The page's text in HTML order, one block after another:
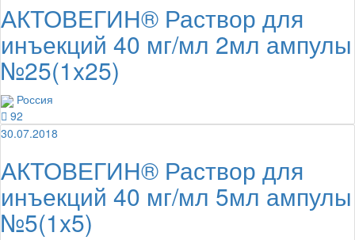
АКТОВЕГИН® Раствор для
инъекций 40 мг/мл 2мл ампулы
№25(1x25)
Россия
92
30.07.2018
АКТОВЕГИН® Раствор для
инъекций 40 мг/мл 5мл ампулы
№5(1x5)